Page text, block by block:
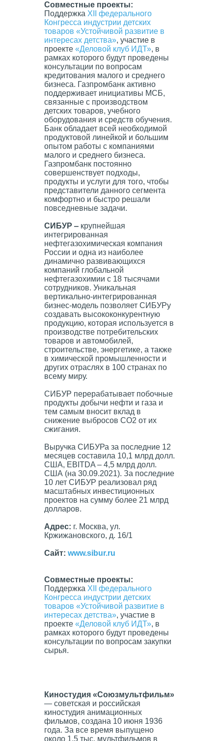
Совместные проекты:
Поддержка XII федерального
Конгресса индустрии детских
товаров «Устойчивой развитие в
интересах детства», участие в
проекте «Деловой клуб ИДТ», в
рамках которого будут проведены
консультации по вопросам
кредитования малого и среднего
бизнеса. Газпромбанк активно
поддерживает инициативы МСБ,
связанные с производством
детских товаров, учебного
оборудования и средств обучения.
Банк обладает всей необходимой
продуктовой линейкой и большим
опытом работы с компаниями
малого и среднего бизнеса.
Газпромбанк постоянно
совершенствует подходы,
продукты и услуги для того, чтобы
представители данного сегмента
комфортно и быстро решали
повседневные задачи.
СИБУР ‒ крупнейшая
интегрированная
нефтегазохимическая компания
России и одна из наиболее
динамично развивающихся
компаний глобальной
нефтегазохимии с 18 тысячами
сотрудников. Уникальная
вертикально-интегрированная
бизнес-модель позволяет СИБУРу
создавать высококонкурентную
продукцию, которая используется в
производстве потребительских
товаров и автомобилей,
строительстве, энергетике, а также
в химической промышленности и
других отраслях в 100 странах по
всему миру.
СИБУР перерабатывает побочные
продукты добычи нефти и газа и
тем самым вносит вклад в
снижение выбросов СО2 от их
сжигания.
Выручка СИБУРа за последние 12
месяцев составила 10,1 млрд долл.
США, EBITDA – 4,5 млрд долл.
США (на 30.09.2021). За последние
10 лет СИБУР реализовал ряд
масштабных инвестиционных
проектов на сумму более 21 млрд
долларов.
Адрес: г. Москва, ул.
Кржижановского, д. 16/1
Сайт: www.sibur.ru
Совместные проекты:
Поддержка XII федерального
Конгресса индустрии детских
товаров «Устойчивой развитие в
интересах детства», участие в
проекте «Деловой клуб ИДТ», в
рамках которого будут проведены
консультации по вопросам закупки
сырья.
Киностудия «Союзмультфильм»
— советская и российская
киностудия анимационных
фильмов, создана 10 июня 1936
года. За все время выпущено
около 1,5 тыс. мультфильмов в